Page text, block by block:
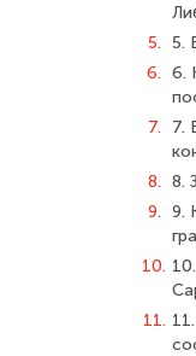
5. 5.
6. 6.
7.
7.
8. 8.
9. 9.
10.
11.